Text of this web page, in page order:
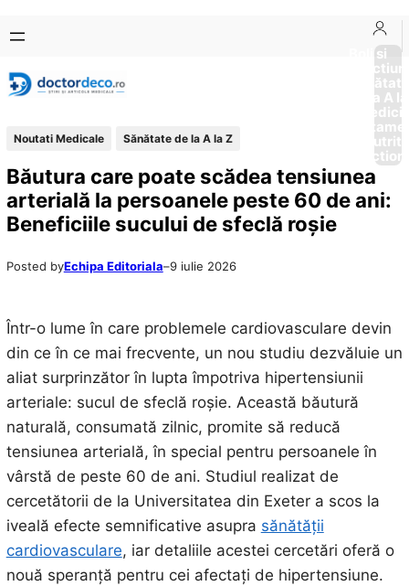
conținut
content
Boli si
Afectiuni
Sănătate
de la A
Noutati Medicale Sănătate de la A la Z
Băutura care poate scădea tensiunea
arterială la persoanele peste 60 de ani:
Beneficiile sucului de sfeclă roșie
Posted byEchipa Editoriala–9 iulie 2026
Într-o lume în care problemele cardiovasculare devin
din ce în ce mai frecvente, un nou studiu dezvăluie un
aliat surprinzător în lupta împotriva hipertensiunii
arteriale: sucul de sfeclă roșie. Această băutură
naturală, consumată zilnic, promite să reducă
tensiunea arterială, în special pentru persoanele în
vârstă de peste 60 de ani. Studiul realizat de
cercetătorii de la Universitatea din Exeter a scos la
iveală efecte semnificative asupra sănătății
cardiovasculare, iar detaliile acestei cercetări oferă o
nouă speranță pentru cei afectați de hipertensiune.